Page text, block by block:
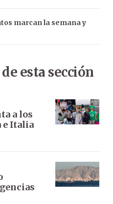
marcan la semana y
esta sección
a los
e Italia